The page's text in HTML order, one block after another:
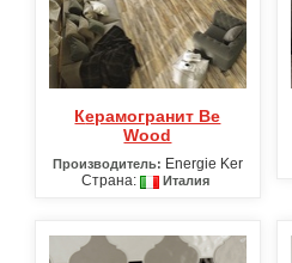
Керамогранит Be
Wood
Производитель: Energie Ker
Страна:
Италия